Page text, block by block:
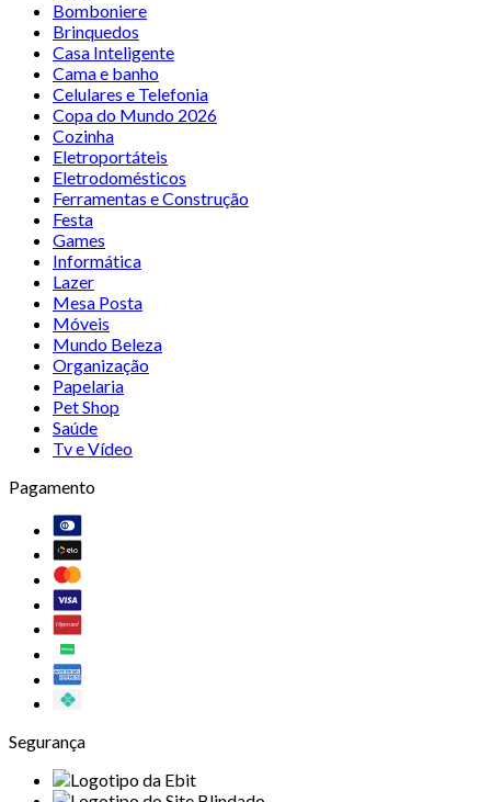
Bomboniere
Brinquedos
Casa Inteligente
Cama e banho
Celulares e Telefonia
Copa do Mundo 2026
Cozinha
Eletroportáteis
Eletrodomésticos
Ferramentas e Construção
Festa
Games
Informática
Lazer
Mesa Posta
Móveis
Mundo Beleza
Organização
Papelaria
Pet Shop
Saúde
Tv e Vídeo
Pagamento
Segurança